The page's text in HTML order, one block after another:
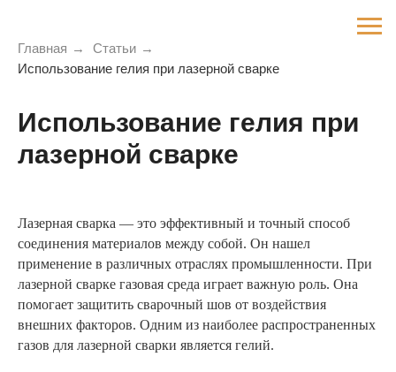
Главная → Статьи →
Использование гелия при лазерной сварке
Использование гелия при
лазерной сварке
Лазерная сварка — это эффективный и точный способ
соединения материалов между собой. Он нашел
применение в различных отраслях промышленности. При
лазерной сварке газовая среда играет важную роль. Она
помогает защитить сварочный шов от воздействия
внешних факторов. Одним из наиболее распространенных
газов для лазерной сварки является гелий.